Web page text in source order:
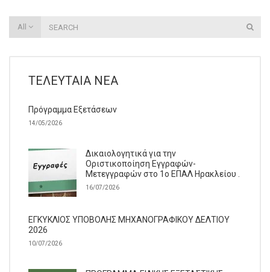
All
ΤΕΛΕΥΤΑΊΑ ΝΈΑ
Πρόγραμμα Εξετάσεων
14/05/2026
Δικαιολογητικά για την
Οριστικοποίηση Εγγραφών-
Μετεγγραφών στο 1ο ΕΠΑΛ Ηρακλείου .
16/07/2026
ΕΓΚΥΚΛΙΟΣ ΥΠΟΒΟΛΗΣ ΜΗΧΑΝΟΓΡΑΦΙΚΟΥ ΔΕΛΤΙΟΥ
2026
10/07/2026